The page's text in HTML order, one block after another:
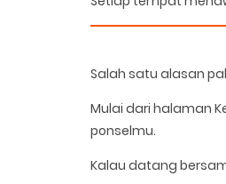
Salah satu alasan
Mulai dari halaman
ponselmu.
Kalau datang